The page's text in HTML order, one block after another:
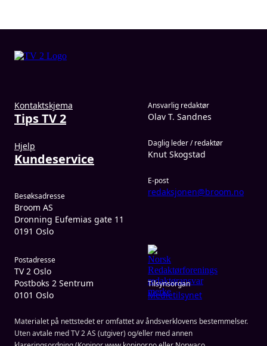
Kontaktskjema
Tips TV 2
Hjelp
Kundeservice
Ansvarlig redaktør
Olav T. Sandnes
Daglig leder / redaktør
Knut Skogstad
E-post
redaksjonen@broom.no
Besøksadresse
Broom AS
Dronning Eufemias gate 11
0191 Oslo
Tilsynsorgan
Medietilsynet
Postadresse
TV 2 Oslo
Postboks 2 Sentrum
0101 Oslo
Materialet på nettstedet er omfattet av åndsverklovens bestemmelser.
Uten avtale med TV 2 AS (utgiver) og/eller med annen